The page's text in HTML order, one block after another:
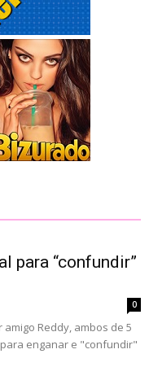
para “confundir”
0
Reddy, ambos de 5
enganar e "confundir"